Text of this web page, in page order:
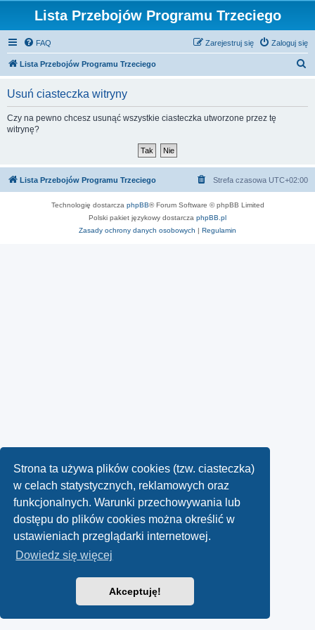
Strona ta używa plików cookies (tzw. ciasteczka)
w celach statystycznych, reklamowych oraz
funkcjonalnych. Warunki przechowywania lub
dostępu do plików cookies można określić w
ustawieniach przeglądarki internetowej.
Dowiedz się więcej
Akceptuję!
Lista Przebojów Programu Trzeciego
FAQ Zaloguj się
Zarejestruj się
Lista Przebojów Programu Trzeciego
Usuń ciasteczka witryny
Czy na pewno chcesz usunąć wszystkie ciasteczka utworzone przez tę
witrynę?
Lista Przebojów Programu Trzeciego Strefa czasowa UTC+02:00
Technologię dostarcza phpBB® Forum Software © phpBB Limited
Polski pakiet językowy dostarcza phpBB.pl
Zasady ochrony danych osobowych | Regulamin